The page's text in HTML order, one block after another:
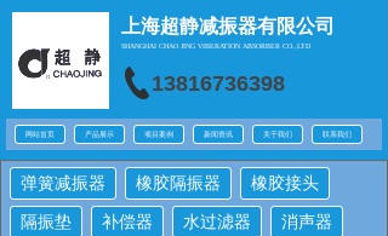
13816736398
上海超静减振器有限公司
SHANGHAI CHAO JING VIBERATION ABSORBER CO.,LTD
网站首页 产品展示 项目案例 新闻资讯 关于我们 联系我们
弹簧减振器 橡胶隔振器
橡胶接头
隔振垫
补偿器 水过滤器
消声器